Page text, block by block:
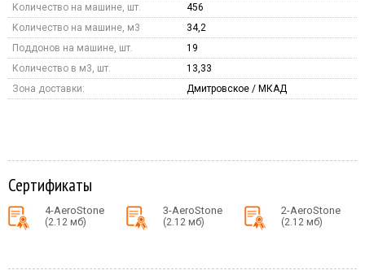
Количество на машине, шт.
456
Количество на машине, м3
34,2
Поддонов на машине, шт.
19
Количество в м3, шт.
13,33
Зона доставки:
Дмитровское / МКАД
Сертификаты
4-AeroStone
(2.12 мб)
3-AeroStone
(2.12 мб)
2-AeroStone
(2.12 мб)